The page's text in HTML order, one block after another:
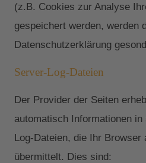
(z.B. Cookies zur Analyse
gespeichert werden, werden
Datenschutzerklärung
Server-Log-Dateien
Der Provider der Seiten
automatisch Informationen
Log-Dateien, die Ihr Browser
übermittelt. Dies sind: